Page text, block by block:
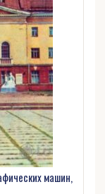
машин,